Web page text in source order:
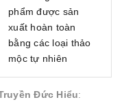
phẩm được sản
xuất hoàn toàn
bằng các loại thảo
mộc tự nhiên
Đức Hiểu: